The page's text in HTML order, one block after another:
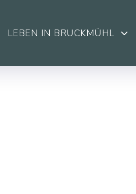
LEBEN IN BRUCKMÜHL